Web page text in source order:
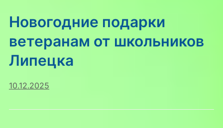
Новогодние подарки
ветеранам от школьников
Липецка
10.12.2025